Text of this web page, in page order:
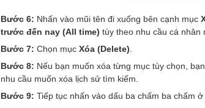
Bước 6: Nhấn vào mũi tên đi xuống bên cạnh mục
trước đến nay (All time) tùy theo nhu cầu cá nhân
Bước 7: Chọn mục Xóa (Delete)
Bước 8: Nếu bạn muốn xóa từng mục tùy chọn,
nhu cầu muốn xóa lịch sử tìm kiếm.
Bước 9: Tiếp tục nhấn vào dấu ba chấm ba chấm